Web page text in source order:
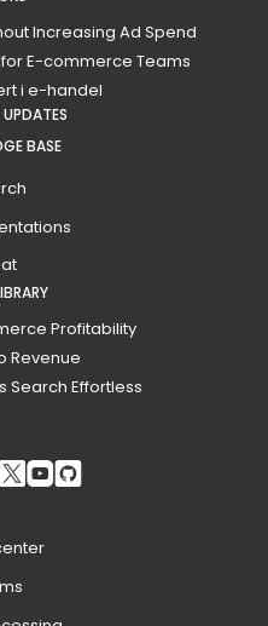
Increasing Ad Spend
E-commerce Teams
i e-handel
BASE
Profitability
Revenue
Search Effortless